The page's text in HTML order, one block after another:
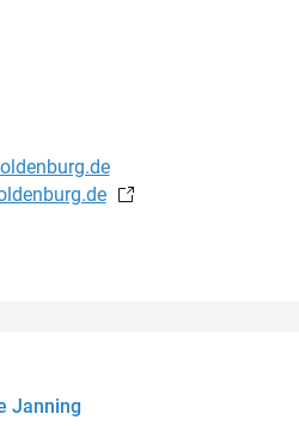
Janning